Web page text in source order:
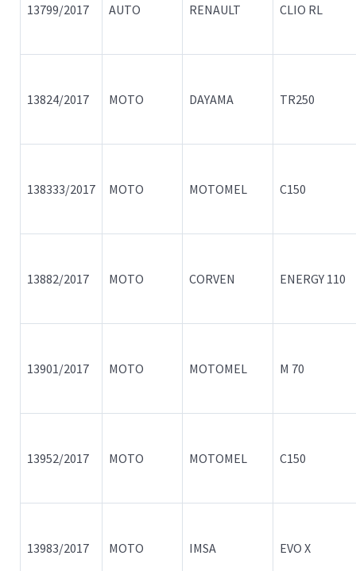
13799/2017 AUTO RENAULT CLIO RL
13824/2017 MOTO DAYAMA TR250
138333/2017 MOTO MOTOMEL C150
13882/2017 MOTO CORVEN ENERGY 110
13901/2017 MOTO MOTOMEL M 70
13952/2017 MOTO MOTOMEL C150
13983/2017 MOTO IMSA EVO X